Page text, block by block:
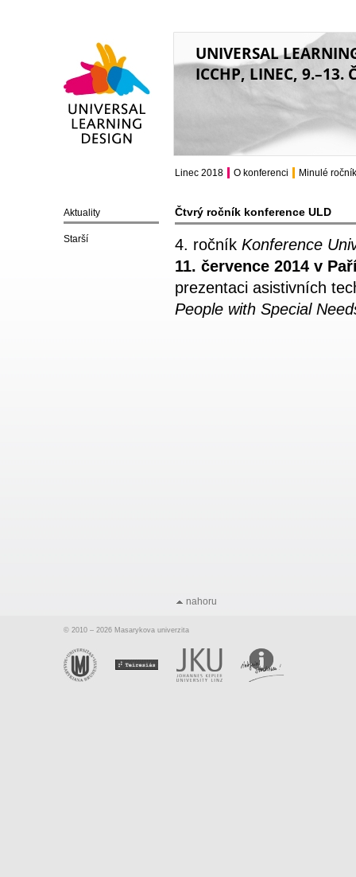
UNIVERSAL
ICCHP, LINEC, 9.–13.
Čtvrý ročník konference ULD
4. ročník Konference
11. července 2014 v
prezentaci asistivních
People with Special
Aktuality
Starší
Linec 2018 O konferenci Minulé
nahoru
© 2010 – 2026 Masarykova univerzita